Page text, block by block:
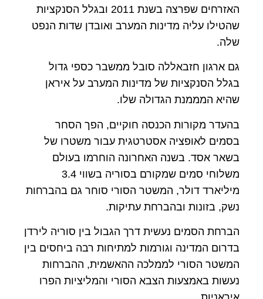
האזרחים שפרצה בשנת 2011 ובגלל הסנקציות
שהטילו עליה מדינות המערב ואובדן שדות הנפט
שלה.
גם ארגון חזבאללה סובל ממשבר כספי גדול
בגלל הסנקציות של מדינות המערב על איראן
שהיא המממנת הגדולה שלו.
בהעדר מקורות הכנסה חוקיים, הפך הסחר
בסמים לאופציה אסטרטגית עבור משטרו של
בשאר אסד. בשנה האחרונה הוחרמו בעולם
משלוחי סמים שמקורם בסוריה בשווי 3.4
מיליארד דולר, המשטר הסורי סוחר גם בהברחות
נשק, בזונות ובהברחת עתיקות.
הברחת הסמים נעשית דרך הגבול בין סוריה לירדן
בדרום המדינה וגורמות למתיחות רבה ביחסים בין
המשטר הסורי לממלכה ההאשמית, ההברחות
נעשות באמצעות הצבא הסורי והמליציות הפרו